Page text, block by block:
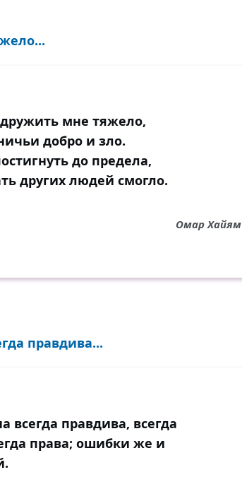
мне тяжело,
добро и зло.
до предела,
других людей смогло.
Омар Хайям
правдива...
всегда правдива, всегда
права; ошибки же и